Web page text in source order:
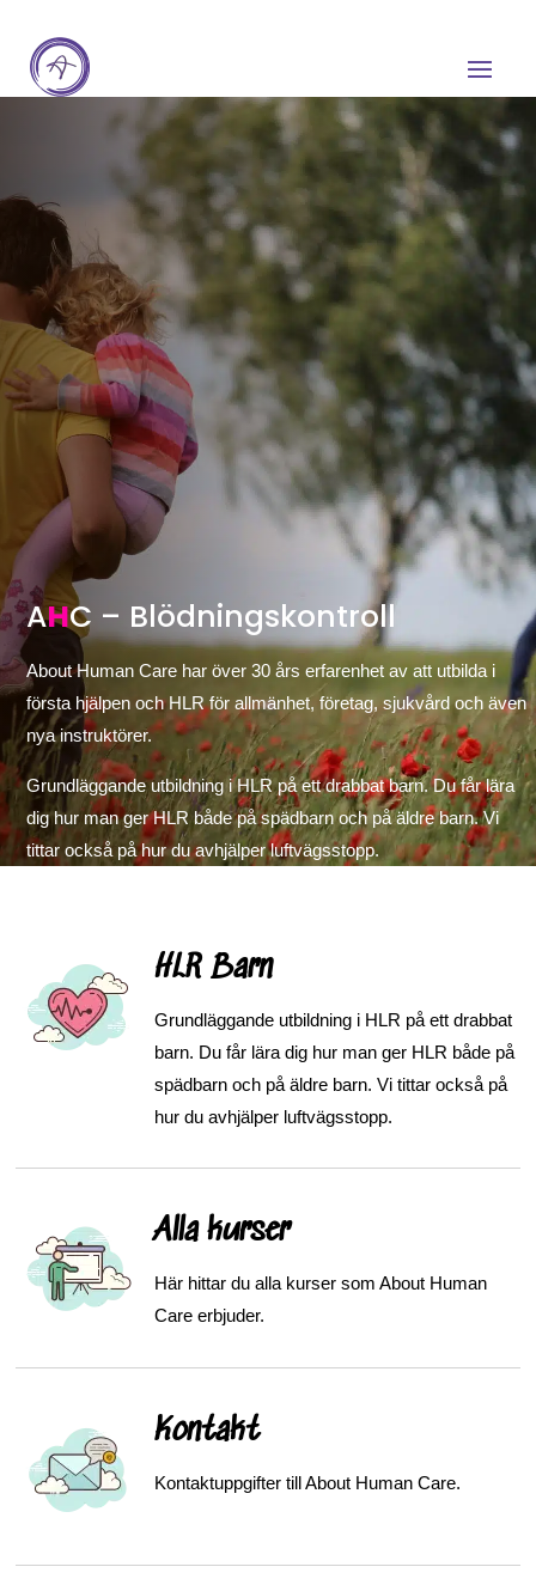
AHC – Blödningskontroll
About Human Care har över 30 års erfarenhet av att utbilda i
första hjälpen och HLR för allmänhet, företag, sjukvård och även
nya instruktörer.
Grundläggande utbildning i HLR på ett drabbat barn. Du får lära
dig hur man ger HLR både på spädbarn och på äldre barn. Vi
tittar också på hur du avhjälper luftvägsstopp.
HLR Barn
Grundläggande utbildning i HLR på ett drabbat
barn. Du får lära dig hur man ger HLR både på
spädbarn och på äldre barn. Vi tittar också på
hur du avhjälper luftvägsstopp.
Alla kurser
Här hittar du alla kurser som About Human
Care erbjuder.
Kontakt
Kontaktuppgifter till About Human Care.